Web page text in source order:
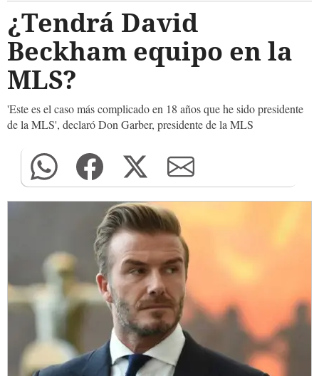
¿Tendrá David
Beckham equipo en la
MLS?
'Este es el caso más complicado en 18 años que he sido presidente
de la MLS', declaró Don Garber, presidente de la MLS